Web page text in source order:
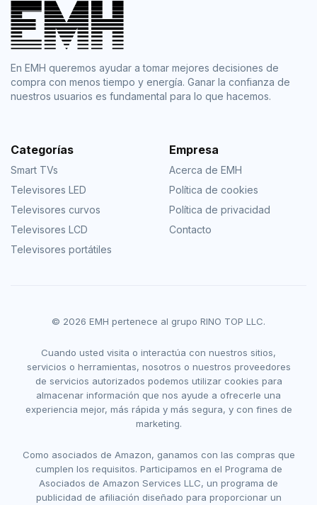
En EMH queremos ayudar a tomar mejores decisiones de
compra con menos tiempo y energía. Ganar la confianza de
nuestros usuarios es fundamental para lo que hacemos.
Categorías
Smart TVs
Televisores LED
Televisores curvos
Televisores LCD
Televisores portátiles
Empresa
Acerca de EMH
Política de cookies
Política de privacidad
Contacto
© 2026 EMH pertenece al grupo RINO TOP LLC.
Cuando usted visita o interactúa con nuestros sitios,
servicios o herramientas, nosotros o nuestros proveedores
de servicios autorizados podemos utilizar cookies para
almacenar información que nos ayude a ofrecerle una
experiencia mejor, más rápida y más segura, y con fines de
marketing.
Como asociados de Amazon, ganamos con las compras que
cumplen los requisitos. Participamos en el Programa de
Asociados de Amazon Services LLC, un programa de
publicidad de afiliación diseñado para proporcionar un